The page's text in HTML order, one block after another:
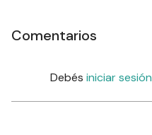
Comentarios
Debés iniciar sesión